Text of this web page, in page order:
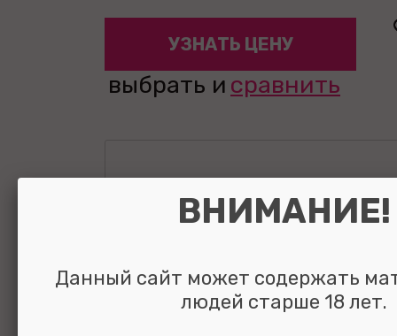
УЗНАТЬ ЦЕНУ
выбрать и сравнить
ВНИМАНИЕ!
Данный сайт может содержать
людей старше 18 лет.